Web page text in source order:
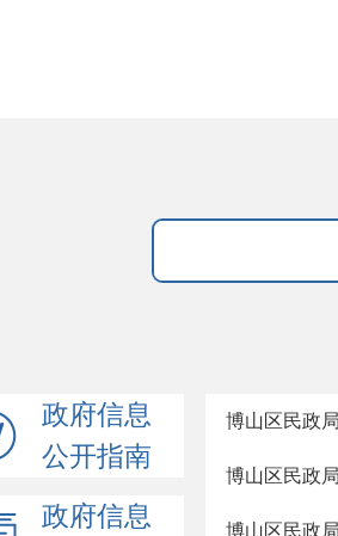
政府信息
公开指南
政府信息
博山区民政
博山区民政
博山区民政